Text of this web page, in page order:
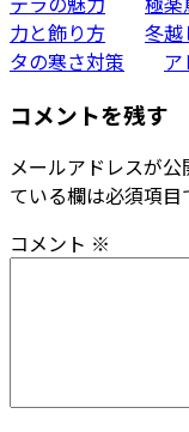
力と飾り方
冬越
タの寒さ対策
コメントを残す
メールアドレスが公
ている欄は必須項目
コメント ※